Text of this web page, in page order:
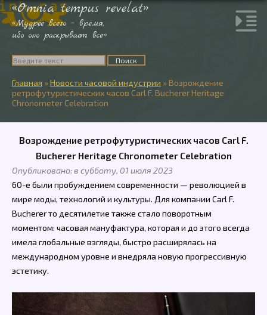
«Omnia tempus revelat»
«Мудрее всего – время,
ибо оно раскрывает все»
Главная »Новости часовой индустрии »Возрождение
ретрофутуристических часов Carl F. Bucherer Heritage
Chronometer Celebration
Возрождение ретрофутуристических часов Carl F.
Bucherer Heritage Chronometer Celebration
Опубликовано: в субботу, 01 июля 2023
60-е были пробуждением современности — революцией в
мире моды, технологий и культуры. Для компании Carl F.
Bucherer то десятилетие также стало поворотным
моментом: часовая мануфактура, которая и до этого всегда
имела глобальные взгляды, быстро расширялась на
международном уровне и внедряла новую прогрессивную
эстетику.